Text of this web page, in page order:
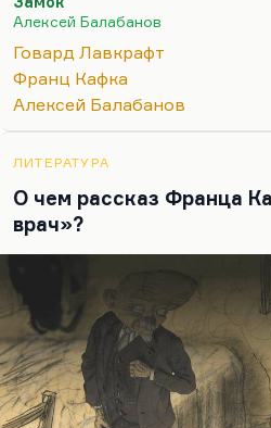
опоэтизированных уродств,
«Великий бог Пан»
экранизирован.
экранизирован, то плохо. В
готические тексты – что,
экранизировали? А
безнадёжно испорчено, как
смерти». Это видения,
Алексей Балабанов
Говард Лавкрафт
Франц Кафка
Алексей Балабанов
ЛИТЕРАТУРА
О чем рассказ Франца
врач»?